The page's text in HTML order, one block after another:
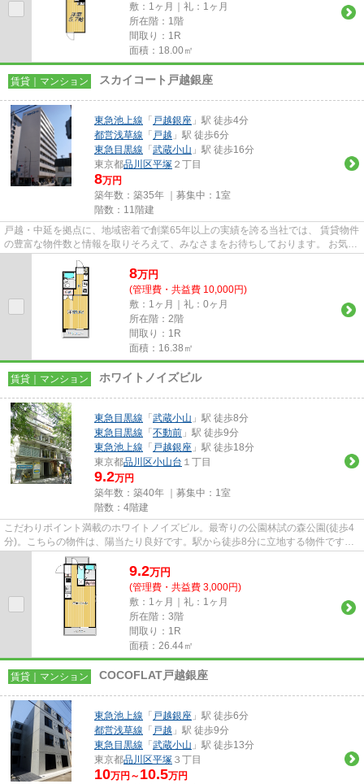
敷：1ヶ月｜礼：1ヶ月
所在階：1階
間取り：1R
面積：18.00㎡
賃貸｜マンション スカイコート戸越銀座
東急池上線 「 戸越銀座 」駅 徒歩4分
都営浅草線 「 戸越 」駅 徒歩6分
東急目黒線 「 武蔵小山 」駅 徒歩16分
東京都品川区平塚 ２丁目
8万円
築年数：築35年 ｜募集中： 1室
階数：11階建
戸越・中延を拠点に、地域密着で創業65年以上の実績を誇る当社では、 賃貸物件
の豊富な物件数と情報を取りそろえて、みなさまをお待ちしております。 お気軽
にお問い合わせください。 ...
8万円
(管理費・共益費 10,000円)
敷：1ヶ月｜礼：0ヶ月
所在階：2階
間取り：1R
面積：16.38㎡
賃貸｜マンション ホワイトノイズビル
東急目黒線 「 武蔵小山 」駅 徒歩8分
東急目黒線 「 不動前 」駅 徒歩9分
東急池上線 「 戸越銀座 」駅 徒歩18分
東京都品川区小山台 １丁目
9.2万円
築年数：築40年 ｜募集中： 1室
階数：4階建
こだわりポイント満載のホワイトノイズビル。最寄りの公園林試の森公園(徒歩4
分)。こちらの物件は、陽当たり良好です。駅から徒歩8分に立地する物件です。
品川区の賃貸情報は私どもに...
9.2万円
(管理費・共益費 3,000円)
敷：1ヶ月｜礼：1ヶ月
所在階：3階
間取り：1R
面積：26.44㎡
賃貸｜マンション COCOFLAT戸越銀座
東急池上線 「 戸越銀座 」駅 徒歩6分
都営浅草線 「 戸越 」駅 徒歩9分
東急目黒線 「 武蔵小山 」駅 徒歩13分
東京都品川区平塚 ３丁目
10万円～ 10.5万円